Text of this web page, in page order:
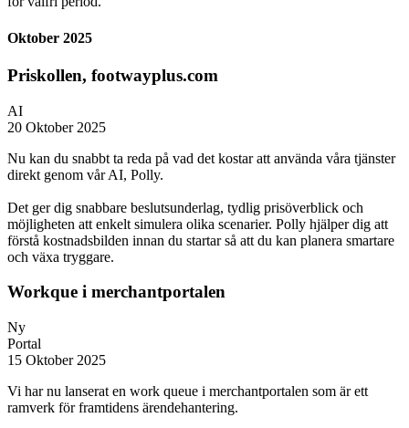
Oktober 2025
Priskollen, footwayplus.com
AI
20 Oktober 2025
Nu kan du snabbt ta reda på vad det kostar att använda våra tjänster
direkt genom vår AI, Polly.
Det ger dig snabbare beslutsunderlag, tydlig prisöverblick och
möjligheten att enkelt simulera olika scenarier. Polly hjälper dig att
förstå kostnadsbilden innan du startar så att du kan planera smartare
och växa tryggare.
Workque i merchantportalen
Ny
Portal
15 Oktober 2025
Vi har nu lanserat en work queue i merchantportalen som är ett
ramverk för framtidens ärendehantering.